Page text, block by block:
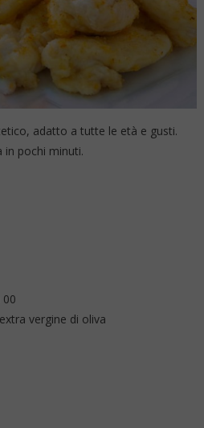
adatto a tutte le età e gusti.
in pochi minuti.
vergine di oliva